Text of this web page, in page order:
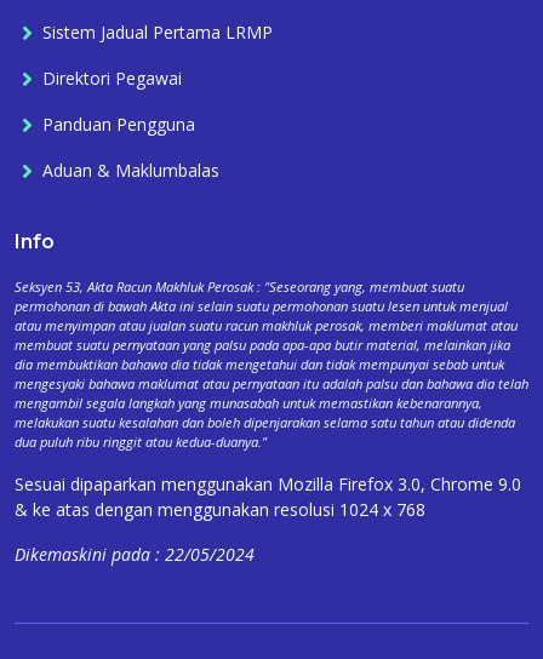
Sistem Jadual Pertama LRMP
Direktori Pegawai
Panduan Pengguna
Aduan & Maklumbalas
Info
Seksyen 53, Akta Racun Makhluk Perosak : "Seseorang yang, membuat suatu
permohonan di bawah Akta ini selain suatu permohonan suatu lesen untuk menjual
atau menyimpan atau jualan suatu racun makhluk perosak, memberi maklumat atau
membuat suatu pernyataan yang palsu pada apa-apa butir material, melainkan jika
dia membuktikan bahawa dia tidak mengetahui dan tidak mempunyai sebab untuk
mengesyaki bahawa maklumat atau pernyataan itu adalah palsu dan bahawa dia telah
mengambil segala langkah yang munasabah untuk memastikan kebenarannya,
melakukan suatu kesalahan dan boleh dipenjarakan selama satu tahun atau didenda
dua puluh ribu ringgit atau kedua-duanya."
Sesuai dipaparkan menggunakan Mozilla Firefox 3.0, Chrome 9.0
& ke atas dengan menggunakan resolusi 1024 x 768
Dikemaskini pada : 22/05/2024